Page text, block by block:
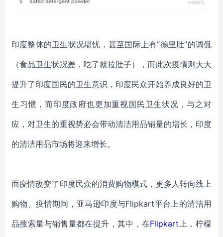
印度整体的卫生状况堪忧，甚至国际上有“德里肚”的调侃
（食品卫生状况差，吃了就拉肚子），而此次疫情则大大
提升了印度国民的卫生意识，印度民众开始养成良好的卫
生习惯，而印度政府也更加重视国民卫生状况，与之对
应，对卫生的重视势必会带动清洁用品销量的增长，印度
的清洁用品市场将迎来增长。
而疫情改变了印度民众的消费购物模式，更多人转向线上
购物。疫情期间，亚马逊印度与Flipkart平台上的清洁用
品搜索量与销售量都在提升，其中，在Flipkart 上，柠檬